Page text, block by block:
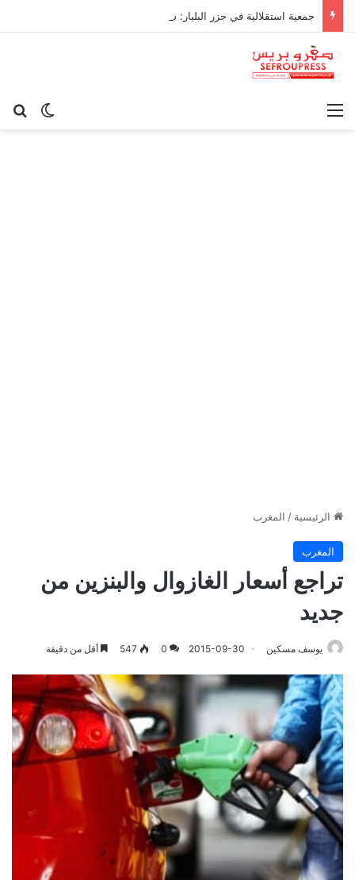
الوضع القائمة
الرئيسية / المغرب
المغرب
تراجع أسعار الغازوال والبنزين من
جديد
يوسف مسكين 2015-09-30
0
547 أقل من دقيقة